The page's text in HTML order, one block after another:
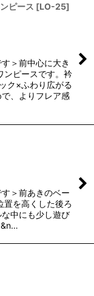
ピース [LO-25]
＞前中心に大き
ンピースです。衿
ク×ふわり広がる
、よりフレア感
＞前あきのベー
置を高くした後ろ
中にも少し遊び